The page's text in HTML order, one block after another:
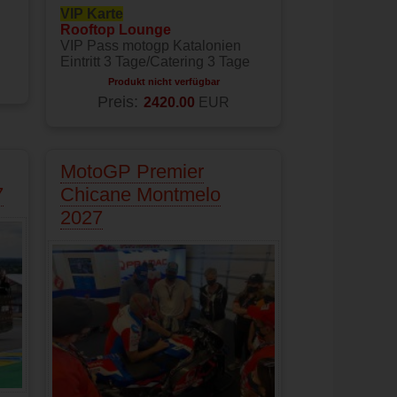
VIP Karte
Rooftop Lounge
VIP Pass motogp Katalonien
Eintritt 3 Tage/Catering 3 Tage
Produkt nicht verfügbar
Preis: 2420.00 EUR
MotoGP Premier
Chicane Montmelo
2027